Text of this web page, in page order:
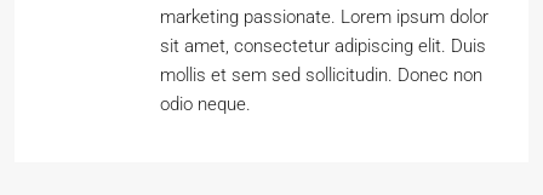
marketing passionate. Lorem ipsum dolor
sit amet, consectetur adipiscing elit. Duis
mollis et sem sed sollicitudin. Donec non
odio neque.